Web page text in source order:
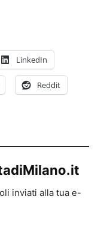
LinkedIn
Reddit
inviati alla tua e-